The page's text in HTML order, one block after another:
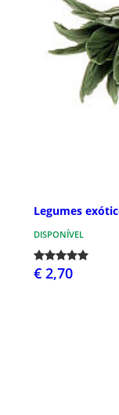
Legumes
DISPONÍVEL
€ 2,70